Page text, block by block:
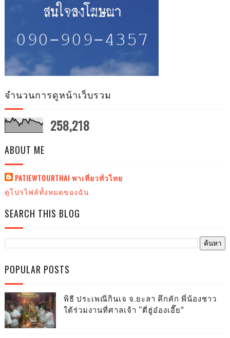
จำนวนการดูหน้าเว็บรวม
258,218
ABOUT ME
PATIEWTOURTHAI พาเที่ยวทั่วไทย
ดูโปรไฟล์ทั้งหมดของฉัน
SEARCH THIS BLOG
POPULAR POSTS
พิธี ประเพณีกินเจ จ.ยะลา คึกคัก พี่น้องชาว
ใต้ร่วมงานที่ศาลเจ้า “ตี่ฮู่อ๋องเอี๊ย”